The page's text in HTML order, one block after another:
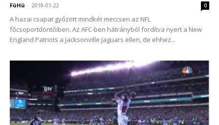
FüHü - 2018-01-22 0
A hazai csapat győzött mindkét meccsen az NFL
főcsoportdöntőiben. Az AFC-ben hátrányból fordítva nyert a New
England Patriots a Jacksonville Jaguars ellen, de ehhez...